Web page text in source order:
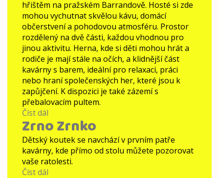
hřištěm na pražském Barrandově. Hosté si zde
mohou vychutnat skvělou kávu, domácí
občerstvení a pohodovou atmosféru. Prostor
rozdělený na dvě části, každou vhodnou pro
jinou aktivitu. Herna, kde si děti mohou hrát a
rodiče je mají stále na očích, a klidnější část
kavárny s barem, ideální pro relaxaci, práci
nebo hraní společenských her, které jsou k
zapůjčení. K dispozici je také zázemí s
přebalovacím pultem.
Číst dál
větvi
Zrno Zrnko
Dětský koutek se navchází v prvním patře
kavárny, kde přímo od stolu můžete pozorovat
vaše ratolesti.
Číst dál